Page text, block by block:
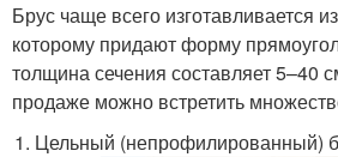
Брус чаще всего изготавливается
которому придают форму
толщина сечения составляет 5–40
продаже можно встретить
Цельный (непрофилированный)